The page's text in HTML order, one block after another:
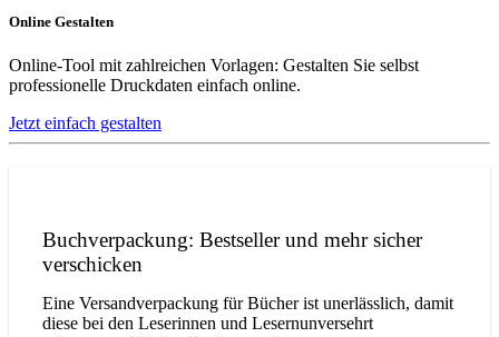
Online Gestalten
Online-Tool mit zahlreichen Vorlagen: Gestalten Sie selbst
professionelle Druckdaten einfach online.
Jetzt einfach gestalten
Buchverpackung: Bestseller und mehr sicher
verschicken
Eine Versandverpackung für Bücher ist unerlässlich, damit
diese bei den Leserinnen und Lesernunversehrt